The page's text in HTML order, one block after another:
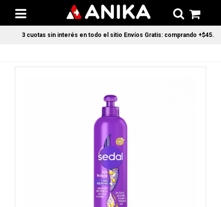
3 cuotas sin interés en todo el sitio Envíos Gratis: comprando +$45.000